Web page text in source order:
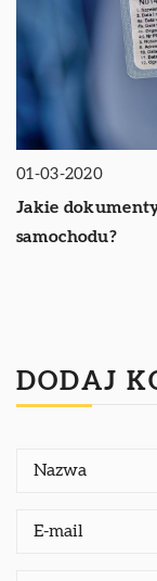
01-03-2020
Jakie
samochodu?
DODAJ